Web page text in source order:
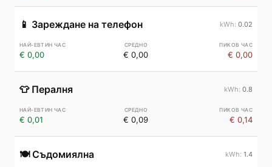
📱 Зареждане на телефон 0.02
€ 0,00 € 0,00 € 0,00
👕 Пералня 0.8
€ 0,01 € 0,09 € 0,14
🍽️ Съдомиялна 1.4